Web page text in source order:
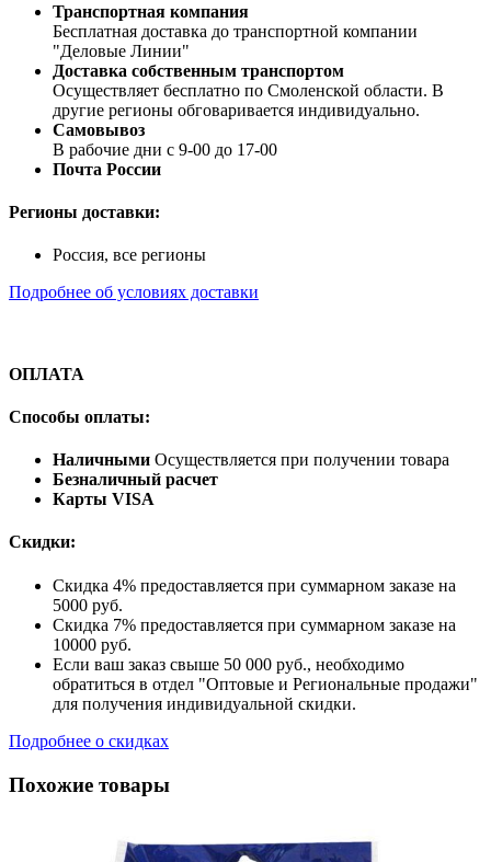
Транспортная компания
Бесплатная доставка до транспортной компании
"Деловые Линии"
Доставка собственным транспортом
Осуществляет бесплатно по Смоленской области. В
другие регионы обговаривается индивидуально.
Самовывоз
В рабочие дни с 9-00 до 17-00
Почта России
Регионы доставки:
Россия, все регионы
Подробнее об условиях доставки
ОПЛАТА
Способы оплаты:
Наличными Осуществляется при получении товара
Безналичный расчет
Карты VISA
Скидки:
Скидка 4% предоставляется при суммарном заказе на
5000 руб.
Скидка 7% предоставляется при суммарном заказе на
10000 руб.
Если ваш заказ свыше 50 000 руб., необходимо
обратиться в отдел "Оптовые и Региональные продажи"
для получения индивидуальной скидки.
Подробнее о скидках
Похожие товары